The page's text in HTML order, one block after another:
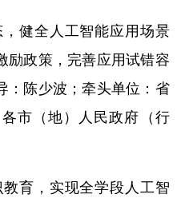
健全人工智能应用场景
励政策，完善应用试错容
：陈少波；牵头单位：省
市（地）人民政府（行
育，实现全学段人工智